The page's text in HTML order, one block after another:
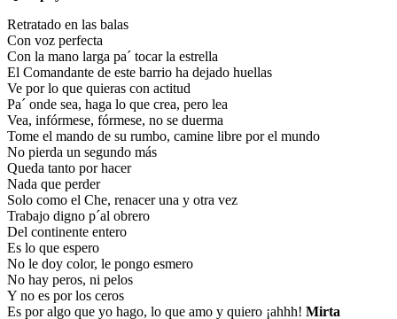
Retratado en las balas
Con voz perfecta
Con la mano larga pa´ tocar la estrella
El Comandante de este barrio ha dejado huellas
Ve por lo que quieras con actitud
Pa´ onde sea, haga lo que crea, pero lea
Vea, infórmese, fórmese, no se duerma
Tome el mando de su rumbo, camine libre por el mundo
No pierda un segundo más
Queda tanto por hacer
Nada que perder
Solo como el Che, renacer una y otra vez
Trabajo digno p´al obrero
Del continente entero
Es lo que espero
No le doy color, le pongo esmero
No hay peros, ni pelos
Y no es por los ceros
Es por algo que yo hago, lo que amo y quiero ¡ahhh! Mirta